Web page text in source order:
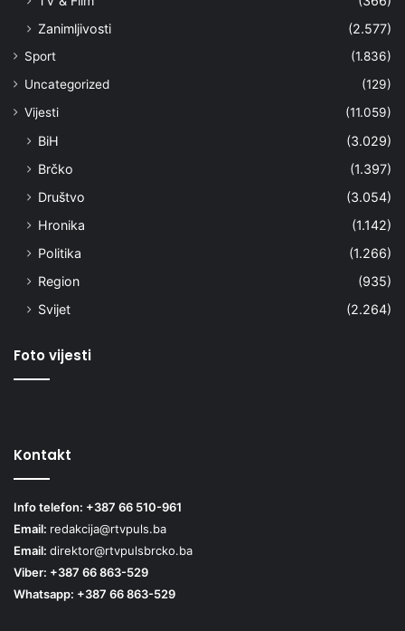
Zanimljivosti
(2.577)
Sport
(1.836)
Uncategorized
(129)
Vijesti
(11.059)
BiH
(3.029)
Brčko
(1.397)
Društvo
(3.054)
Hronika
(1.142)
Politika
(1.266)
Region
(935)
Svijet
(2.264)
Foto vijesti
Kontakt
Info telefon: +387 66 510-961
Email: redakcija@rtvpuls.ba
Email: direktor@rtvpulsbrcko.ba
Viber: +387 66 863-529
Whatsapp: +387 66 863-529